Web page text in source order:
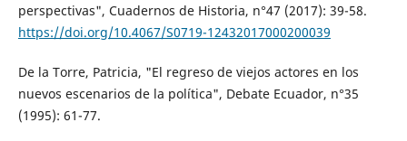
perspectivas", Cuadernos de Historia, n°47 (2017): 39-58.
https://doi.org/10.4067/S0719-12432017000200039
De la Torre, Patricia, "El regreso de viejos actores en los
nuevos escenarios de la política", Debate Ecuador, n°35
(1995): 61-77.